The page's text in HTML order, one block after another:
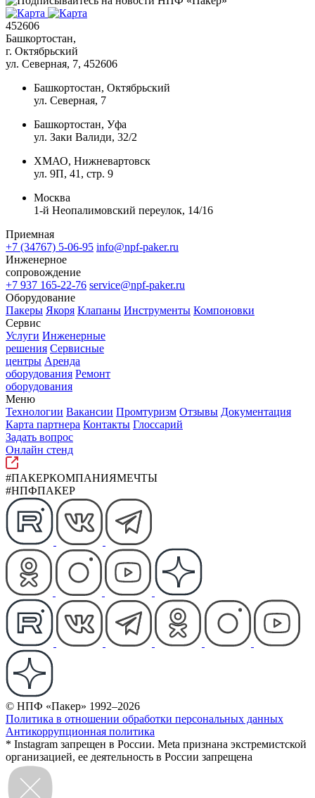
452606
Башкортостан,
г. Октябрьский
ул. Северная, 7, 452606
Башкортостан, Октябрьский
ул. Северная, 7
Башкортостан, Уфа
ул. Заки Валиди, 32/2
ХМАО, Нижневартовск
ул. 9П, 41, стр. 9
Москва
1-й Неопалимовский переулок, 14/16
Приемная
+7 (34767) 5-06-95 info@npf-paker.ru
Инженерное
сопровождение
+7 937 165-22-76 service@npf-paker.ru
Оборудование
Пакеры Якоря Клапаны Инструменты Компоновки
Сервис
Услуги Инженерные
решения Сервисные
центры Аренда
оборудования Ремонт
оборудования
Меню
Технологии Вакансии Промтуризм Отзывы Документация
Карта партнера Контакты Глоссарий
Задать вопрос
Онлайн стенд
#ПАКЕРКОМПАНИЯМЕЧТЫ
#НПФПАКЕР
© НПФ «Пакер» 1992–2026
Политика в отношении обработки персональных данных
Антикоррупционная политика
* Instagram запрещен в России. Meta признана экстремистской
организацией, ее деятельность в России запрещена